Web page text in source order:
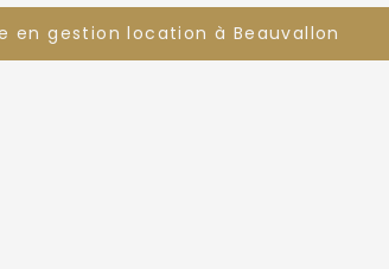
en gestion location à Beauvallon